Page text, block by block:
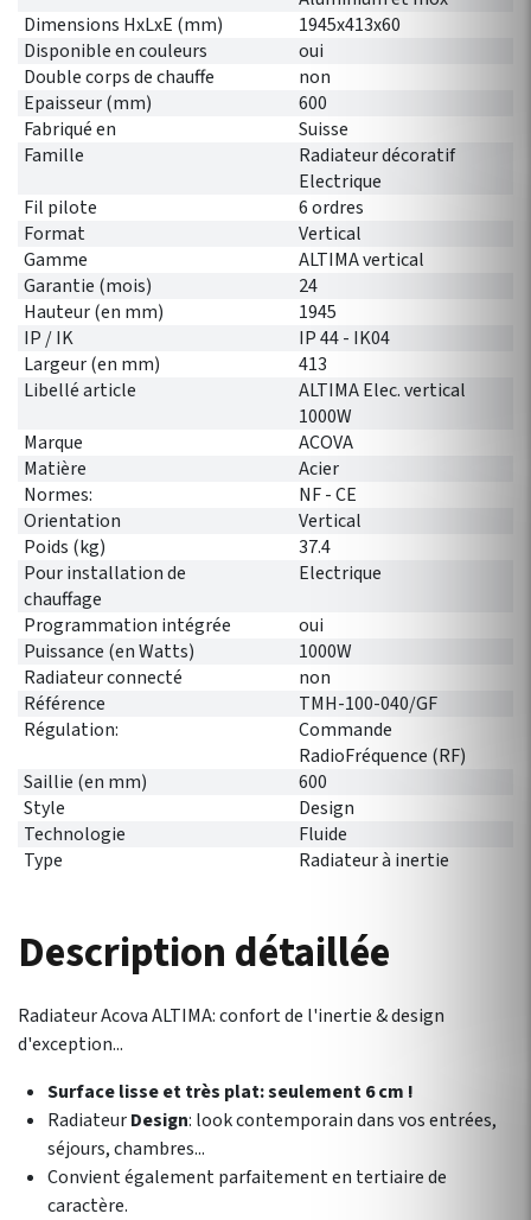
Dimensions HxLxE (mm)
1945x413x60
Disponible en couleurs
oui
Double corps de chauffe
non
Epaisseur (mm)
600
Fabriqué en
Suisse
Famille
Radiateur décoratif
Electrique
Fil pilote
6 ordres
Format
Vertical
Gamme
ALTIMA vertical
Garantie (mois)
24
Hauteur (en mm)
1945
IP / IK
IP 44 - IK04
Largeur (en mm)
413
Libellé article
ALTIMA Elec. vertical
1000W
Marque
ACOVA
Matière
Acier
Normes:
NF - CE
Orientation
Vertical
Poids (kg)
37.4
Pour installation de
chauffage
Electrique
Programmation intégrée
oui
Puissance (en Watts)
1000W
Radiateur connecté
non
Référence
TMH-100-040/GF
Régulation:
Commande
RadioFréquence (RF)
Saillie (en mm)
600
Style
Design
Technologie
Fluide
Type
Radiateur à inertie
Description détaillée
Radiateur Acova ALTIMA: confort de l'inertie & design
d'exception...
Surface lisse et très plat: seulement 6 cm !
RadiateurDesign: look contemporain dans vos entrées,
séjours, chambres...
Convient également parfaitement en tertiaire de
caractère.